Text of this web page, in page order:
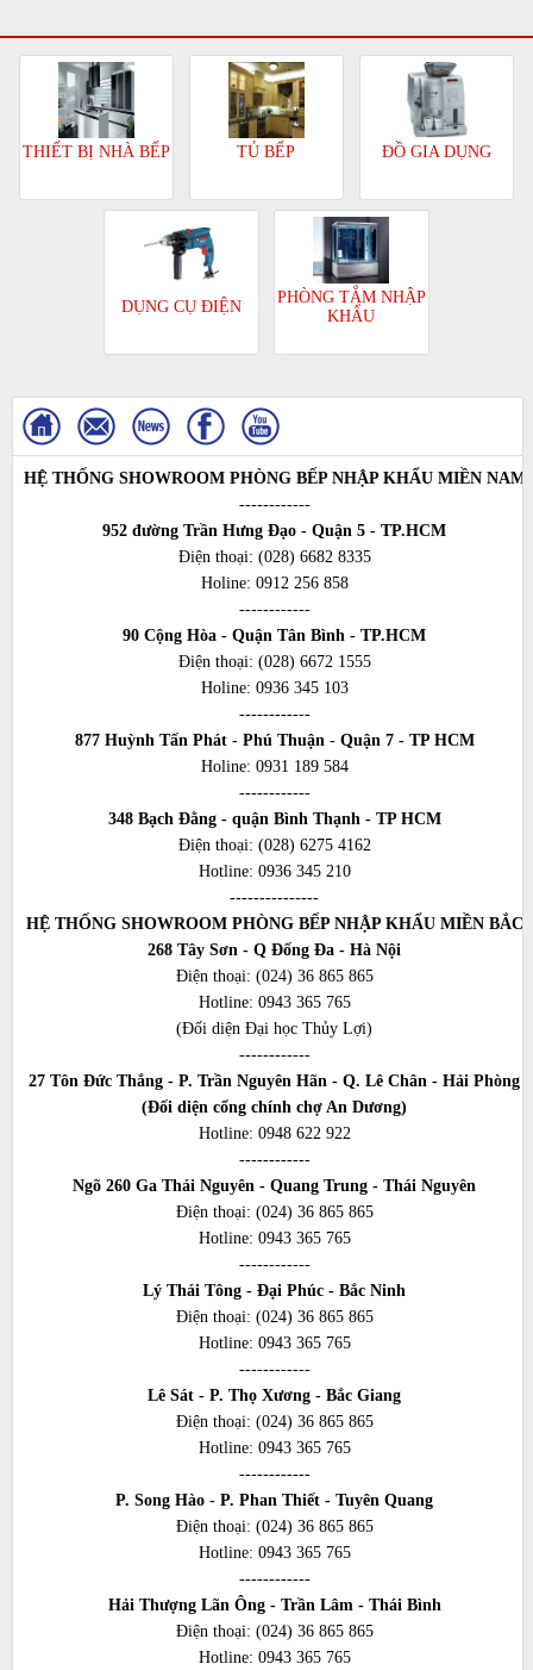
THIẾT BỊ NHÀ BẾP TỦ BẾP ĐỒ GIA DỤNG
DỤNG CỤ ĐIỆN
PHÒNG TẮM NHẬP
KHẨU
HỆ THỐNG SHOWROOM PHÒNG BẾP NHẬP KHẨU MIỀN NAM
------------
952 đường Trần Hưng Đạo - Quận 5 - TP.HCM
Điện thoại: (028) 6682 8335
Holine: 0912 256 858
------------
90 Cộng Hòa - Quận Tân Bình - TP.HCM
Điện thoại: (028) 6672 1555
Holine: 0936 345 103
------------
877 Huỳnh Tấn Phát - Phú Thuận - Quận 7 - TP HCM
Holine: 0931 189 584
------------
348 Bạch Đằng - quận Bình Thạnh - TP HCM
Điện thoại: (028) 6275 4162
Hotline: 0936 345 210
---------------
HỆ THỐNG SHOWROOM PHÒNG BẾP NHẬP KHẨU MIỀN BẮC
268 Tây Sơn - Q Đống Đa - Hà Nội
Điện thoại: (024) 36 865 865
Hotline: 0943 365 765
(Đối diện Đại học Thủy Lợi)
------------
27 Tôn Đức Thắng - P. Trần Nguyên Hãn - Q. Lê Chân - Hải Phòng
(Đối diện cổng chính chợ An Dương)
Hotline: 0948 622 922
------------
Ngõ 260 Ga Thái Nguyên - Quang Trung - Thái Nguyên
Điện thoại: (024) 36 865 865
Hotline: 0943 365 765
------------
Lý Thái Tông - Đại Phúc - Bắc Ninh
Điện thoại: (024) 36 865 865
Hotline: 0943 365 765
------------
Lê Sát - P. Thọ Xương - Bắc Giang
Điện thoại: (024) 36 865 865
Hotline: 0943 365 765
------------
P. Song Hào - P. Phan Thiết - Tuyên Quang
Điện thoại: (024) 36 865 865
Hotline: 0943 365 765
------------
Hải Thượng Lãn Ông - Trần Lâm - Thái Bình
Điện thoại: (024) 36 865 865
Hotline: 0943 365 765